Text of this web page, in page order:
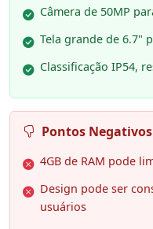
Câmera de 50MP
Tela grande de 6.7"
Classificação IP54,
Pontos Negativos
4GB de RAM pode
Design pode ser
usuários